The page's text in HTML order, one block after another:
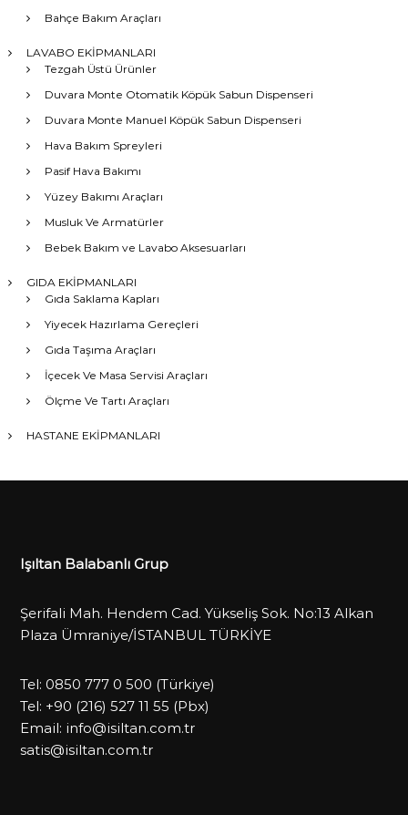
Bahçe Bakım Araçları
LAVABO EKİPMANLARI
Tezgah Üstü Ürünler
Duvara Monte Otomatik Köpük Sabun Dispenseri
Duvara Monte Manuel Köpük Sabun Dispenseri
Hava Bakım Spreyleri
Pasif Hava Bakımı
Yüzey Bakımı Araçları
Musluk Ve Armatürler
Bebek Bakım ve Lavabo Aksesuarları
GIDA EKİPMANLARI
Gıda Saklama Kapları
Yiyecek Hazırlama Gereçleri
Gıda Taşıma Araçları
İçecek Ve Masa Servisi Araçları
Ölçme Ve Tartı Araçları
HASTANE EKİPMANLARI
Işıltan Balabanlı Grup
Şerifali Mah. Hendem Cad. Yükseliş Sok. No:13 Alkan
Plaza Ümraniye/İSTANBUL TÜRKİYE
Tel: 0850 777 0 500 (Türkiye)
Tel: +90 (216) 527 11 55 (Pbx)
Email: info@isiltan.com.tr
satis@isiltan.com.tr